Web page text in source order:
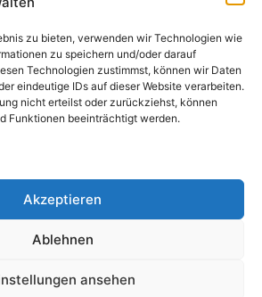
zu bieten, verwenden wir Technologien wie
zu speichern und/oder darauf
Technologien zustimmst, können wir Daten
eindeutige IDs auf dieser Website verarbeiten.
nicht erteilst oder zurückziehst, können
Funktionen beeinträchtigt werden.
Akzeptieren
Ablehnen
ansehen
Nibelungenplatz/FH